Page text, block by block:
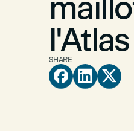
SHARE
  